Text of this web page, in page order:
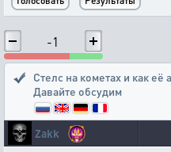
-1
Стелс на кометах и как её
Давайте обсудим
Zakk